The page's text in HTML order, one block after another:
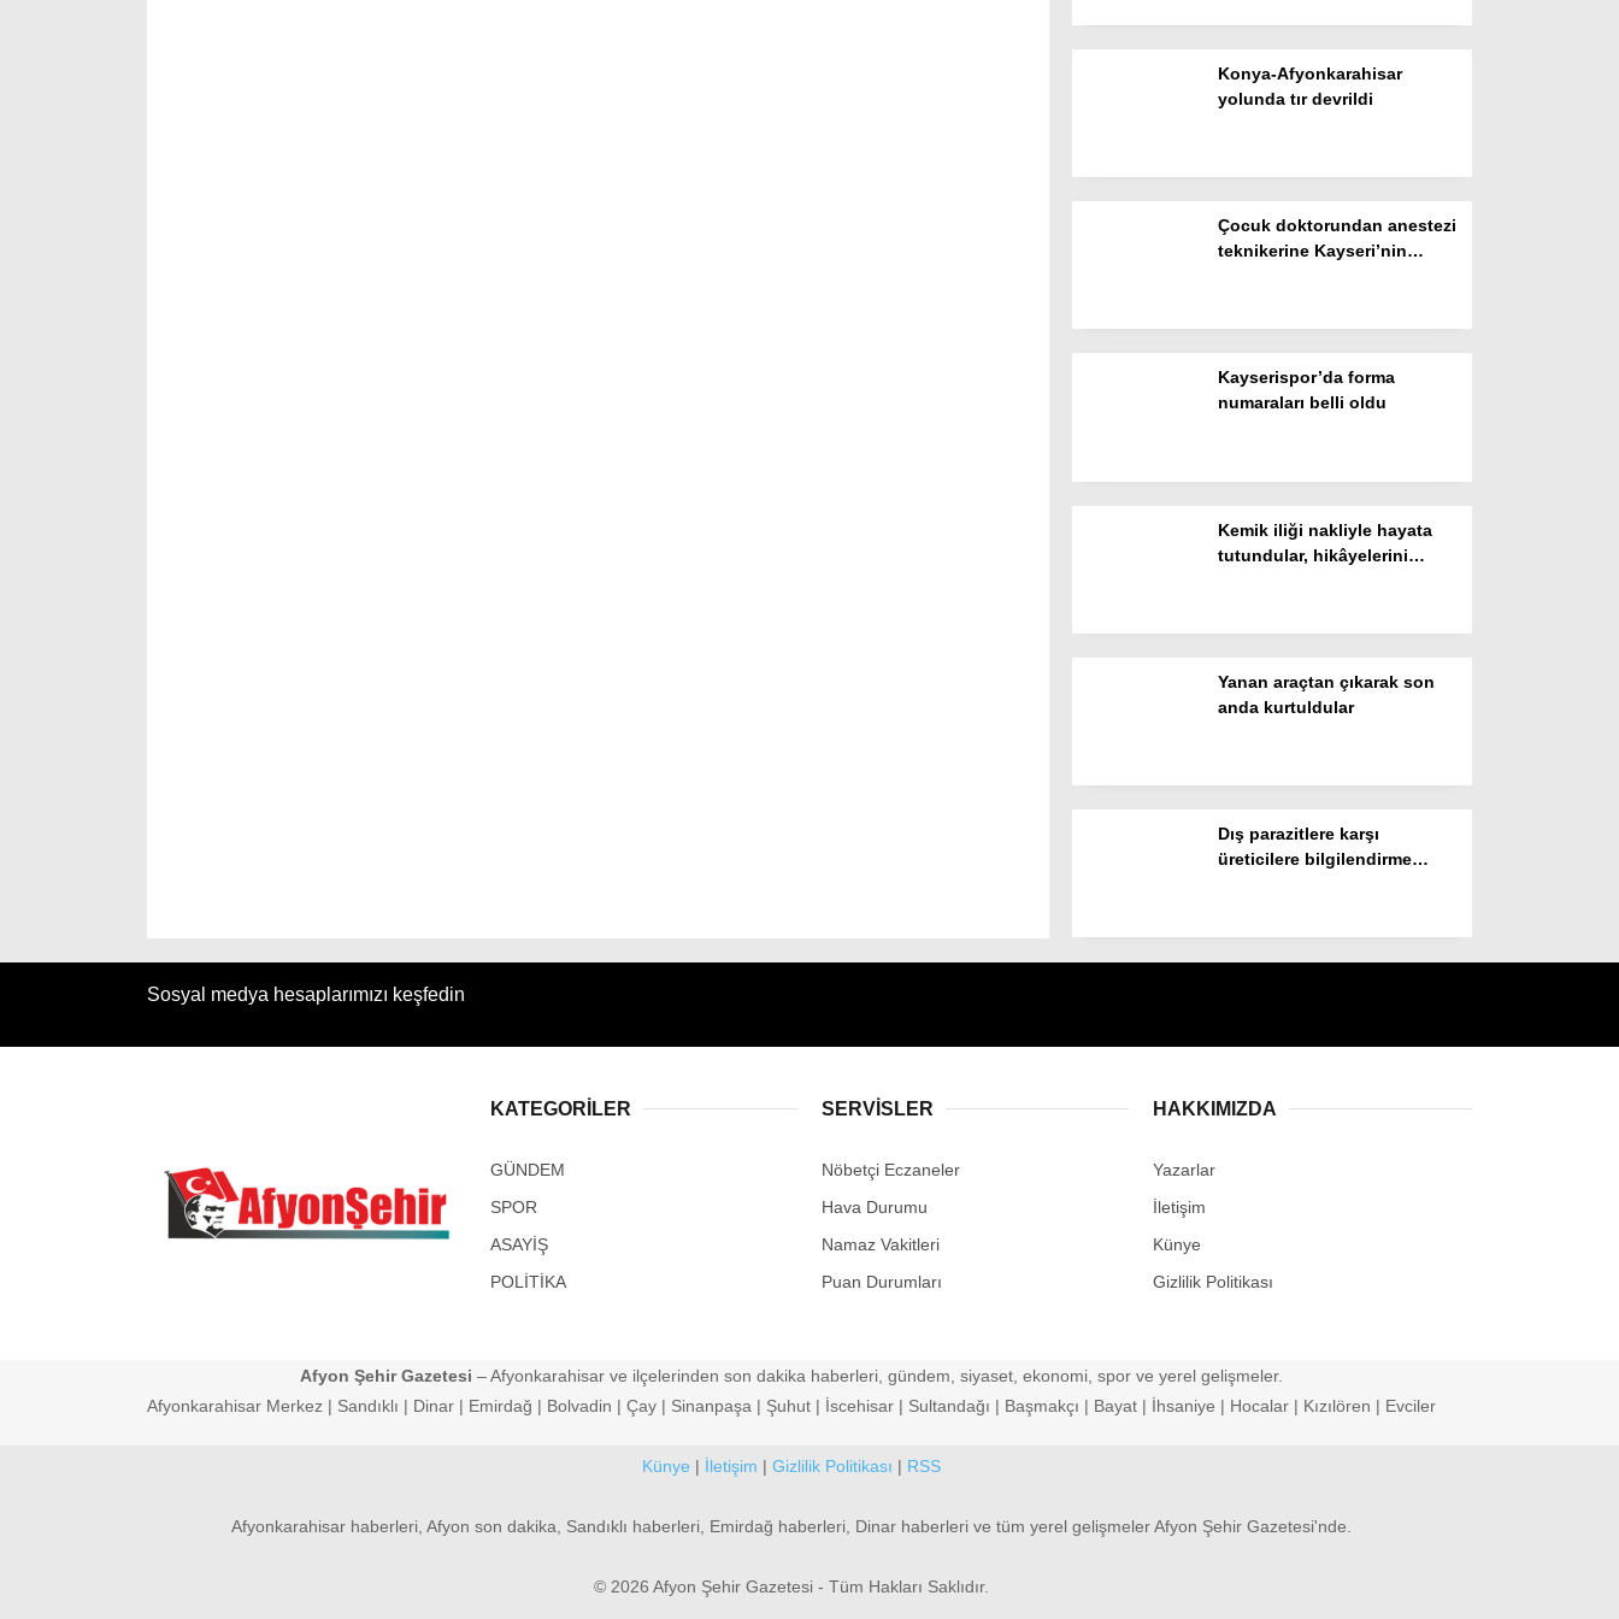
Konya-Afyonkarahisar
yolunda tır devrildi
Çocuk doktorundan anestezi
teknikerine Kayseri’nin
Kayserispor’da forma
numaraları belli oldu
Kemik iliği nakliyle hayata
tutundular, hikâyelerini
Yanan araçtan çıkarak son
anda kurtuldular
Dış parazitlere karşı
üreticilere bilgilendirme
Sosyal medya hesaplarımızı keşfedin
KATEGORİLER
GÜNDEM
SPOR
ASAYİŞ
POLİTİKA
SERVİSLER
Nöbetçi Eczaneler
Hava Durumu
Namaz Vakitleri
Puan Durumları
HAKKIMIZDA
Yazarlar
İletişim
Künye
Gizlilik Politikası
Afyon Şehir Gazetesi – Afyonkarahisar ve ilçelerinden son dakika haberleri, gündem, siyaset, ekonomi, spor ve yerel gelişmeler.
Afyonkarahisar Merkez | Sandıklı | Dinar | Emirdağ | Bolvadin | Çay | Sinanpaşa | Şuhut | İscehisar | Sultandağı | Başmakçı | Bayat | İhsaniye | Hocalar | Kızılören | Evciler
Künye | İletişim | Gizlilik Politikası | RSS
Afyonkarahisar haberleri, Afyon son dakika, Sandıklı haberleri, Emirdağ haberleri, Dinar haberleri ve tüm yerel gelişmeler Afyon Şehir Gazetesi'nde.
© 2026 Afyon Şehir Gazetesi - Tüm Hakları Saklıdır.